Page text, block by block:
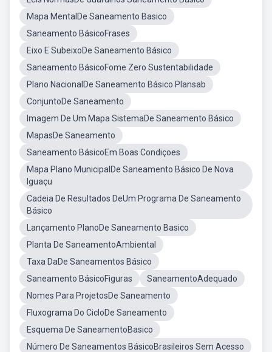
Mapa MentalDe Saneamento Basico
Saneamento BásicoFrases
Eixo E SubeixoDe Saneamento Básico
Saneamento BásicoFome Zero Sustentabilidade
Plano NacionalDe Saneamento Básico Plansab
ConjuntoDe Saneamento
Imagem De Um Mapa SistemaDe Saneamento Básico
MapasDe Saneamento
Saneamento BásicoEm Boas Condiçoes
Mapa Plano MunicipalDe Saneamento Básico De Nova
Iguaçu
Cadeia De Resultados DeUm Programa De Saneamento
Básico
Lançamento PlanoDe Saneamento Basico
Planta De SaneamentoAmbiental
Taxa DaDe Saneamentos Básico
Saneamento BásicoFiguras
SaneamentoAdequado
Nomes Para ProjetosDe Saneamento
Fluxograma Do CicloDe Saneamento
Esquema De SaneamentoBasico
Número De Saneamentos BásicoBrasileiros Sem Acesso